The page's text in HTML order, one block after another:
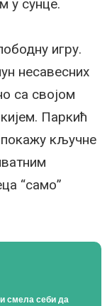
у сунце.
игру.
несавесних
са својом
Паркић
покажу кључне
“само”
смела себи да